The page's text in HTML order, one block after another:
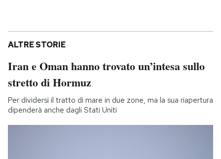
ALTRE STORIE
Iran e Oman hanno trovato un’intesa sullo
stretto di Hormuz
Per dividersi il tratto di mare in due zone, ma la sua riapertura
dipenderà anche dagli Stati Uniti